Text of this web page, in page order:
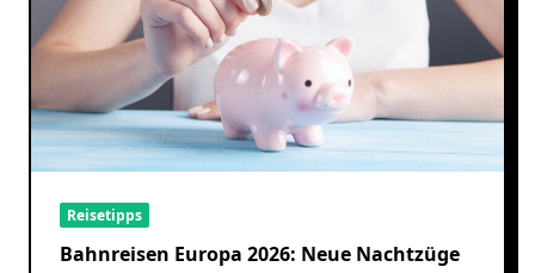
Reisetipps
Bahnreisen Europa 2026: Neue Nachtzüge